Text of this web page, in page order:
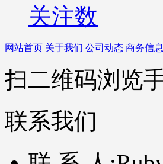
关注数
网站首页 关于我们 公司动态 商务信息
扫二维码浏览
联系我们